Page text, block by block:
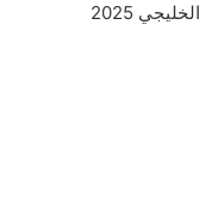
إن اسماء ابطال مسلسل الضارية السعودي الخليجي 2025